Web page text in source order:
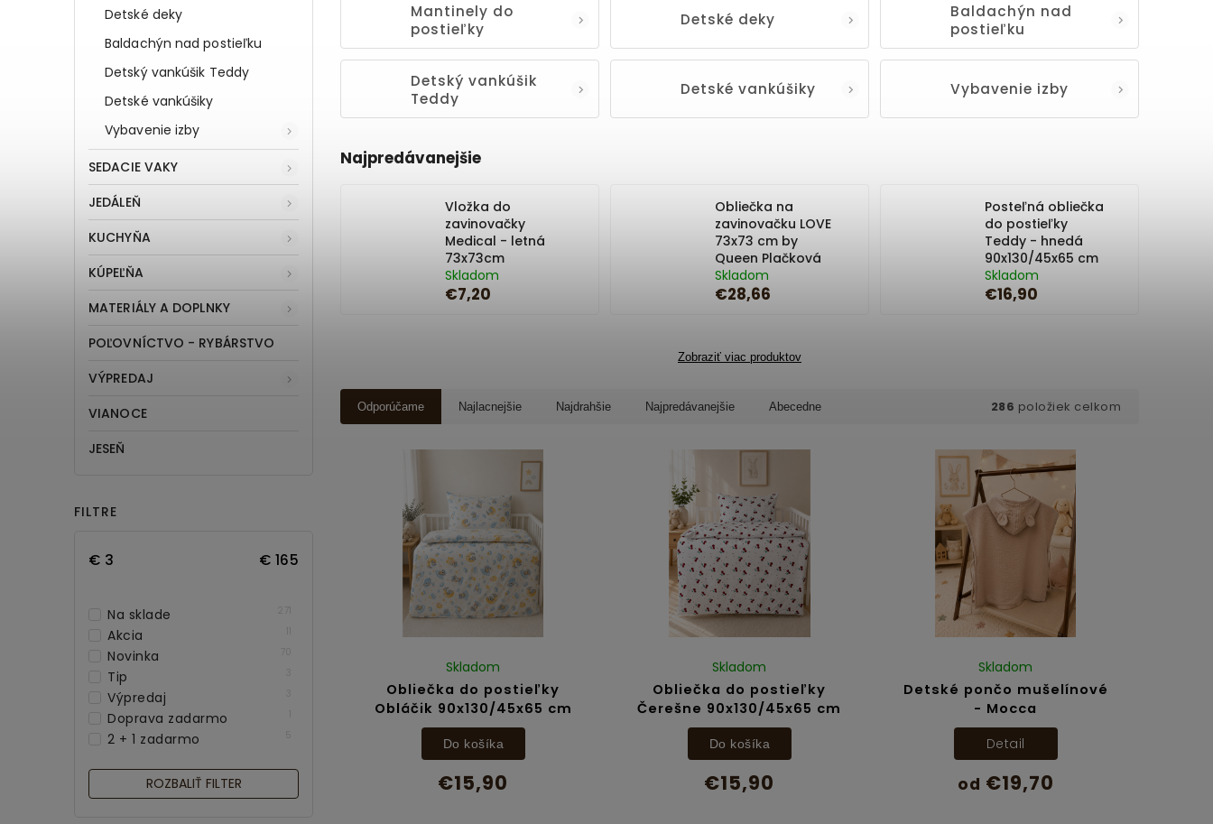
Detské deky
Baldachýn nad postieľku
Detský vankúšik Teddy
Detské vankúšiky
Vybavenie izby
SEDACIE VAKY
JEDÁLEŇ
KUCHYŇA
KÚPEĽŇA
MATERIÁLY A DOPLNKY
POĽOVNÍCTVO - RYBÁRSTVO
VÝPREDAJ
VIANOCE
JESEŇ
FILTRE
€ 3 € 165
Na sklade
Akcia
Novinka
Tip
Výpredaj
Doprava zadarmo
2 + 1 zadarmo
ROZBALIŤ FILTER
Mantinely do
postieľky
Detské deky
Baldachýn nad
postieľku
Detský vankúšik
Teddy
Detské vankúšiky Vybavenie izby
Najpredávanejšie
Vložka do
zavinovačky
Medical - letná
73x73cm
Skladom
€7,20
Obliečka na
zavinovačku LOVE
73x73 cm by
Queen Plačková
Skladom
€28,66
Posteľná obliečka
do postieľky
Teddy - hnedá
90x130/45x65 cm
Skladom
€16,90
Zobraziť viac produktov
Odporúčame Najlacnejšie Najdrahšie Najpredávanejšie Abecedne 286 položiek celkom
Obliečka do postieľky
Obláčik 90x130/45x65 cm
Skladom
€15,90
Do košíka
Obliečka do postieľky
Čerešne 90x130/45x65 cm
Skladom
€15,90
Do košíka
Detské pončo mušelínové
- Mocca
Skladom
od €19,70
Detail